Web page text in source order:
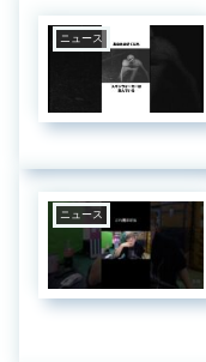
ニュース
ニュース